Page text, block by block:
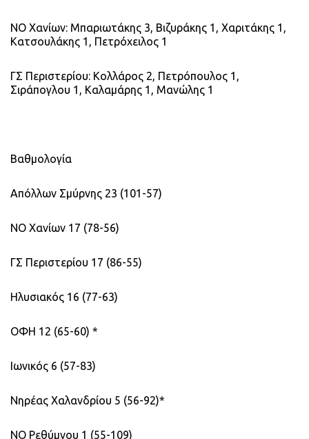
ΝΟ Χανίων: Μπαριωτάκης 3, Βιζυράκης 1, Χαριτάκης 1,
Κατσουλάκης 1, Πετρόχειλος 1
ΓΣ Περιστερίου: Κολλάρος 2, Πετρόπουλος 1,
Σιράπογλου 1, Καλαμάρης 1, Μανώλης 1
Βαθμολογία
Απόλλων Σμύρνης 23 (101-57)
ΝΟ Χανίων 17 (78-56)
ΓΣ Περιστερίου 17 (86-55)
Ηλυσιακός 16 (77-63)
ΟΦΗ 12 (65-60) *
Ιωνικός 6 (57-83)
Νηρέας Χαλανδρίου 5 (56-92)*
ΝΟ Ρεθύμνου 1 (55-109)